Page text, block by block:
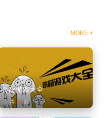
MORE +
奇葩游戏大全
共10款